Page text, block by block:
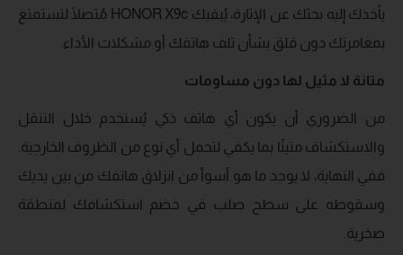
يأخذك إليه بحثك عن الإثارة، يُبقيك HONOR X9c مُتصلًا لتستمتع
بمغامرتك دون قلق بشأن تلف هاتفك أو مشكلات الأداء.
متانة لا مثيل لها دون مساومات
من الضروري أن يكون أي هاتف ذكي يُستخدم خلال التنقل
والاستكشاف متينًا بما يكفي لتحمل أي نوع من الظروف الخارجية.
ففي النهاية، لا يوجد ما هو أسوأ من انزلاق هاتفك من بين يديك
وسقوطه على سطح صلب في خضم استكشافك لمنطقة
صخرية.